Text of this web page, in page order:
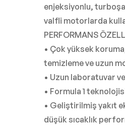
enjeksiyonlu,
valfli motorlarda
PERFORMANS
• Çok yüksek
temizleme ve uzun
• Uzun laboratuvar
• Formula 1
• Geliştirilmiş yakıt
düşük sıcaklık